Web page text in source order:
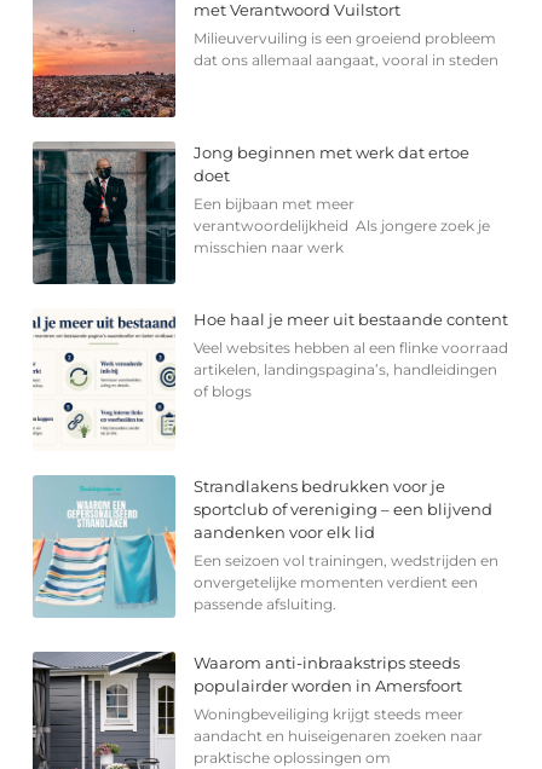
met Verantwoord Vuilstort
Milieuvervuiling is een groeiend probleem
dat ons allemaal aangaat, vooral in steden
Jong beginnen met werk dat ertoe
doet
Een bijbaan met meer
verantwoordelijkheid Als jongere zoek je
misschien naar werk
Hoe haal je meer uit bestaande content
Veel websites hebben al een flinke voorraad
artikelen, landingspagina’s, handleidingen
of blogs
Strandlakens bedrukken voor je
sportclub of vereniging – een blijvend
aandenken voor elk lid
Een seizoen vol trainingen, wedstrijden en
onvergetelijke momenten verdient een
passende afsluiting.
Waarom anti-inbraakstrips steeds
populairder worden in Amersfoort
Woningbeveiliging krijgt steeds meer
aandacht en huiseigenaren zoeken naar
praktische oplossingen om